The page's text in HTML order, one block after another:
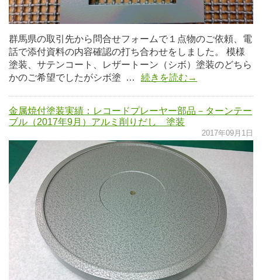
群馬県の取引先から問合せフォームで１点物のご依頼、電
話で添付資料の内容確認の打ち合わせをしました。 模様
塗装、サテンコート、レザートーン（シボ）塗装のどちら
かのご希望でしたがシボ塗 …
続きを読む→
金属焼付塗装実績：レコードプレーヤー部品－ターンテー
ブル（2017年9月）アルミ削りだし 塗装
2017年09月1日